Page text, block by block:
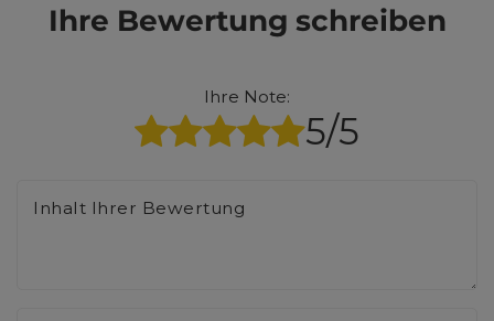
Ihre Bewertung schreiben
Ihre Note:
5/5
Inhalt Ihrer Bewertung